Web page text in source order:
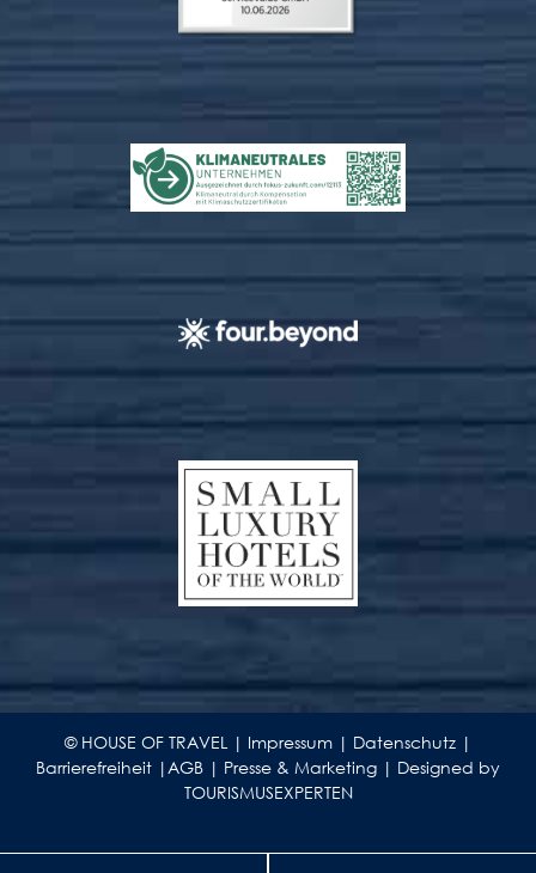
© HOUSE OF TRAVEL | Impressum | Datenschutz |
Barrierefreiheit | AGB | Presse & Marketing | Designed by
TOURISMUSEXPERTEN